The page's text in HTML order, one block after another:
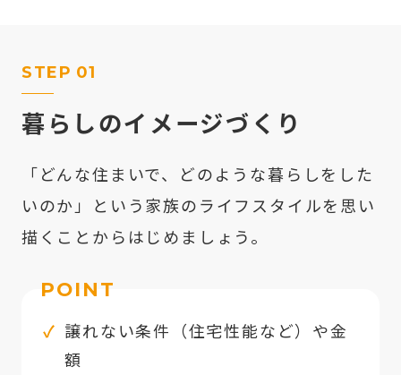
STEP 01
暮らしのイメージづくり
「どんな住まいで、どのような暮らしをした
いのか」という家族のライフスタイルを思い
描くことからはじめましょう。
POINT
譲れない条件（住宅性能など）や金
額